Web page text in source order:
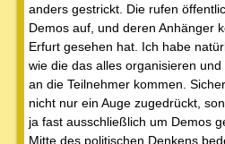
anders gestrickt. Die rufen
Demos auf, und deren Anhänger
Erfurt gesehen hat. Ich habe
wie die das alles organisieren
an die Teilnehmer kommen.
nicht nur ein Auge zugedrückt,
ja fast ausschließlich um Demos
Mitte des politischen Denkens